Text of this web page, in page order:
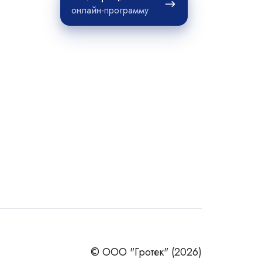
онлайн-программу
© ООО "Гротек" (2026)